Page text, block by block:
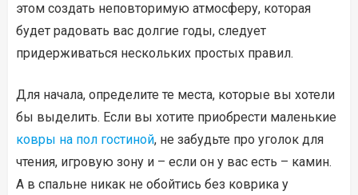
этом создать неповторимую атмосферу, которая
будет радовать вас долгие годы, следует
придерживаться нескольких простых правил.
Для начала, определите те места, которые вы хотели
бы выделить. Если вы хотите приобрести маленькие
ковры на пол гостиной, не забудьте про уголок для
чтения, игровую зону и – если он у вас есть – камин.
А в спальне никак не обойтись без коврика у